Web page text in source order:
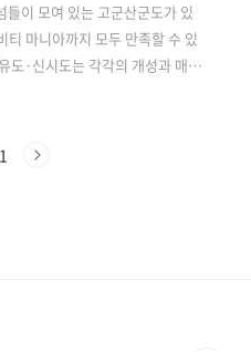
이 모여 있는 고군산군도가 있
마니아까지 모두 만족할 수 있
도·신시도는 각각의 개성과 매력
서는 군산에서 떠나는 1박 2일
게요.도심의 답답함을 벗어나
1